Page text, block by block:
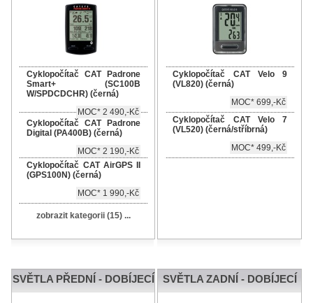
Cyklopočítač CAT Padrone
Smart+ (SC100B
W/SPDCDCHR) (černá)
MOC* 2 490,-Kč
Cyklopočítač CAT Padrone
Digital (PA400B) (černá)
MOC* 2 190,-Kč
Cyklopočítač CAT AirGPS II
(GPS100N) (černá)
MOC* 1 990,-Kč
zobrazit kategorii (15) ...
Cyklopočítač CAT Velo 9
(VL820) (černá)
MOC* 699,-Kč
Cyklopočítač CAT Velo 7
(VL520) (černá/stříbrná)
MOC* 499,-Kč
SVĚTLA PŘEDNÍ - DOBÍJECÍ SVĚTLA ZADNÍ - DOBÍJECÍ